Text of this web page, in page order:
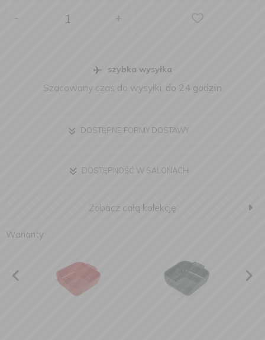
+
szybka wysyłka
Szacowany czas do wysyłki: do 24 godzin
DOSTĘPNE FORMY DOSTAWY
DOSTĘPNOŚĆ W SALONACH
Zobacz całą kolekcję
Warianty: